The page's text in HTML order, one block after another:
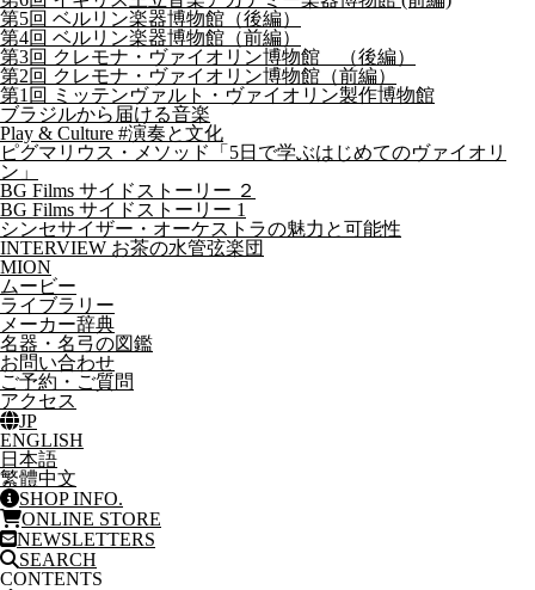
第5回 ベルリン楽器博物館（後編）
第4回 ベルリン楽器博物館（前編）
第3回 クレモナ・ヴァイオリン博物館 （後編）
第2回 クレモナ・ヴァイオリン博物館（前編）
第1回 ミッテンヴァルト・ヴァイオリン製作博物館
ブラジルから届ける音楽
Play & Culture #演奏と文化
ピグマリウス・メソッド「5日で学ぶはじめてのヴァイオリ
ン」
BG Films サイドストーリー ２
BG Films サイドストーリー 1
シンセサイザー・オーケストラの魅力と可能性
INTERVIEW お茶の水管弦楽団
MION
ムービー
ライブラリー
メーカー辞典
名器・名弓の図鑑
お問い合わせ
ご予約・ご質問
アクセス
JP
ENGLISH
日本語
繁體中文
SHOP INFO.
ONLINE STORE
NEWSLETTERS
SEARCH
CONTENTS